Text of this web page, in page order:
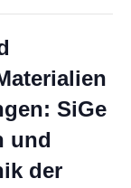
SiGe
und
der